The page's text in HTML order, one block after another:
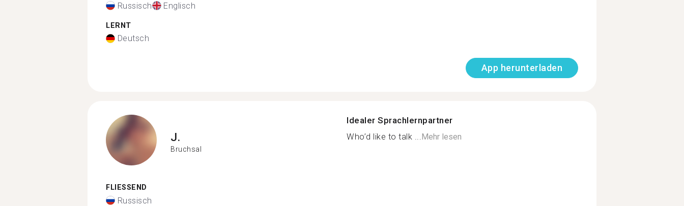
Russisch Englisch
LERNT
Deutsch
App herunterladen
J.
Bruchsal
FLIESSEND
Russisch
Idealer Sprachlernpartner
Who’d like to talk ...Mehr lesen